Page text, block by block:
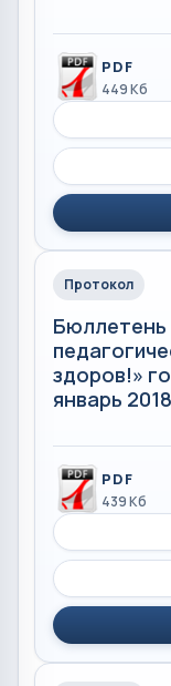
PDF
449 Кб
Протокол
здоров!»
январь
PDF
439 Кб